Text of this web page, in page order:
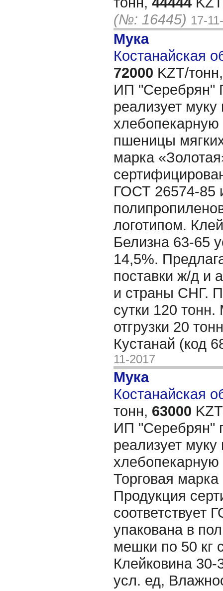
(№: 16445) 17-
Мука
Костанайская
72000 KZT/тонн,
ИП "Серебрян"
реализует
хлебопекарную
пшеницы
марка
ГОСТ 26574-85
логотипом.
Белизна 63-65
14,5%.
поставки ж/д и
и страны СНГ.
сутки 120
отгрузки 20
Кустанай (код
11-2017
Мука
Костанайская
тонн, 63000
ИП "Серебрян"
реализует
хлебопекарную
Торговая
Продукция
соответствует
упакована в
мешки по 50 кг
Клейковина
усл. ед,